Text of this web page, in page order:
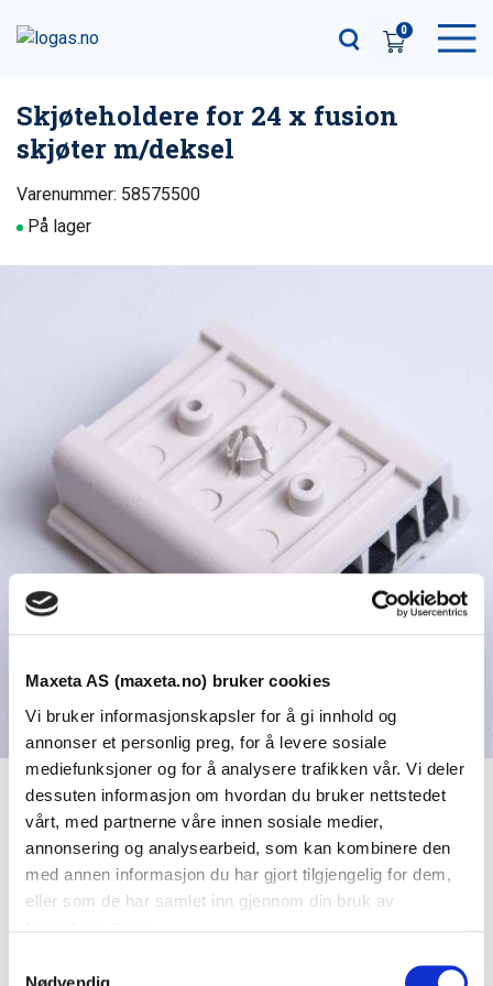
Maxeta AS (maxeta.no) bruker cookies
Vi bruker informasjonskapsler for å gi innhold og
annonser et personlig preg, for å levere sosiale
mediefunksjoner og for å analysere trafikken vår. Vi deler
dessuten informasjon om hvordan du bruker nettstedet
vårt, med partnerne våre innen sosiale medier,
annonsering og analysearbeid, som kan kombinere den
med annen informasjon du har gjort tilgjengelig for dem,
eller som de har samlet inn gjennom din bruk av
0
Se dokumenter
Dokumenter
Skjøteholdere for 24 x fusion
skjøter m/deksel
Varenummer: 58575500
På lager